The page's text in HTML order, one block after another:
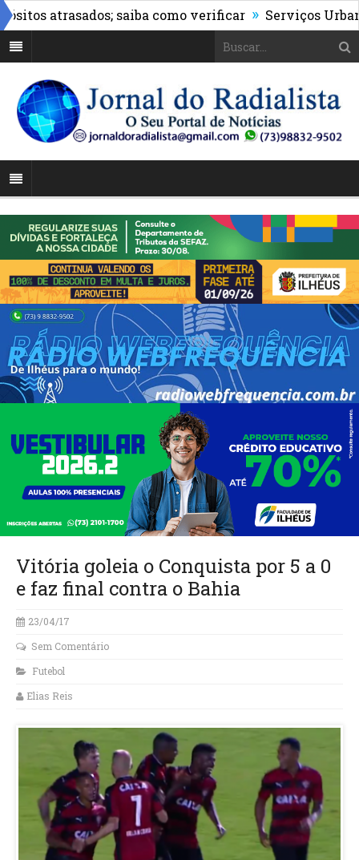
atrasados; saiba como verificar » Serviços Urbanos
Vitória goleia o Conquista por 5 a 0
e faz final contra o Bahia
23/04/17
Sem Comentário
Futebol
Elias Reis